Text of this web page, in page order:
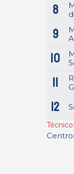
8
9
10
11
12